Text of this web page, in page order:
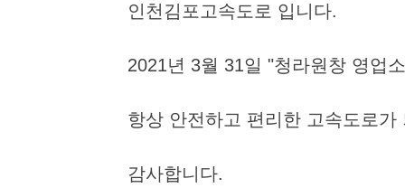
인천김포고속도로 입니다.
2021년 3월 31일 "청라원창 영업
항상 안전하고 편리한 고속도로
감사합니다.